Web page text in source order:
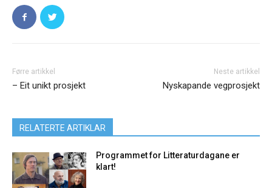
Førre artikkel
– Eit unikt prosjekt
Neste artikkel
Nyskapande vegprosjekt
RELATERTE ARTIKLAR
Programmet for Litteraturdagane er
klart!